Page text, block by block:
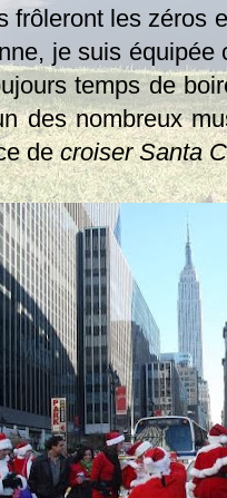
frôleront les zéros
je suis
temps de
des nombreux
decroiser Santa